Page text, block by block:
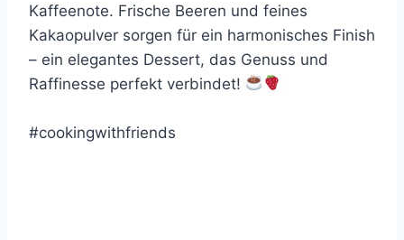
Kaffeenote. Frische Beeren und feines
Kakaopulver sorgen für ein harmonisches Finish
– ein elegantes Dessert, das Genuss und
Raffinesse perfekt verbindet!
#cookingwithfriends